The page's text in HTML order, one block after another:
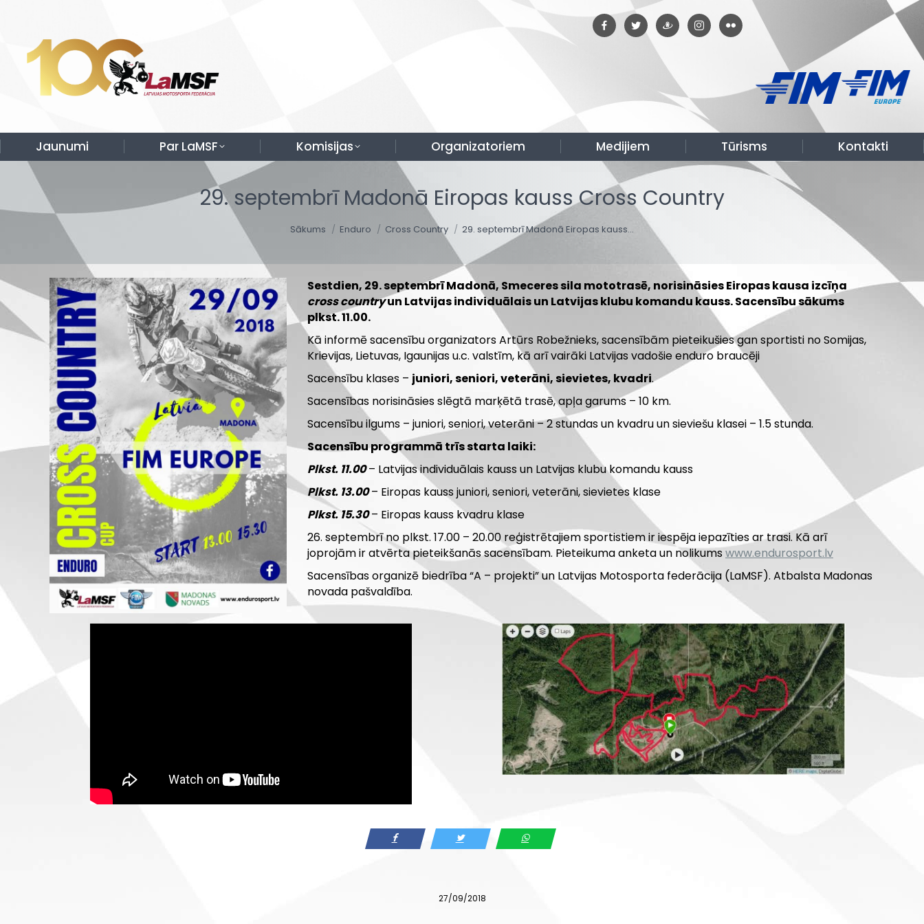
Jaunumi Par LaMSF Komisijas Organizatoriem Medijiem Tūrisms Kontakti
29. septembrī Madonā Eiropas kauss Cross Country
Sākums Enduro Cross Country 29. septembrī Madonā Eiropas kauss…
Sestdien, 29. septembrī Madonā, Smeceres sila mototrasē, norisināsies Eiropas kausa izcīņa
cross countryun Latvijas individuālais un Latvijas klubu komandu kauss. Sacensību sākums
plkst. 11.00.
Kā informē sacensību organizators Artūrs Robežnieks, sacensībām pieteikušies gan sportisti no Somijas,
Krievijas, Lietuvas, Igaunijas u.c. valstīm, kā arī vairāki Latvijas vadošie enduro braucēji
Sacensību klases – juniori, seniori, veterāni, sievietes, kvadri.
Sacensības norisināsies slēgtā marķētā trasē, apļa garums – 10 km.
Sacensību ilgums – juniori, seniori, veterāni – 2 stundas un kvadru un sieviešu klasei – 1.5 stunda.
Sacensību programmā trīs starta laiki:
Plkst. 11.00– Latvijas individuālais kauss un Latvijas klubu komandu kauss
Plkst. 13.00– Eiropas kauss juniori, seniori, veterāni, sievietes klase
Plkst. 15.30– Eiropas kauss kvadru klase
26. septembrī no plkst. 17.00 – 20.00 reģistrētajiem sportistiem ir iespēja iepazīties ar trasi. Kā arī
joprojām ir atvērta pieteikšanās sacensībam. Pieteikuma anketa un nolikumswww.endurosport.lv
Sacensības organizē biedrība “A – projekti” un Latvijas Motosporta federācija (LaMSF). Atbalsta Madonas
novada pašvaldība.
27/09/2018